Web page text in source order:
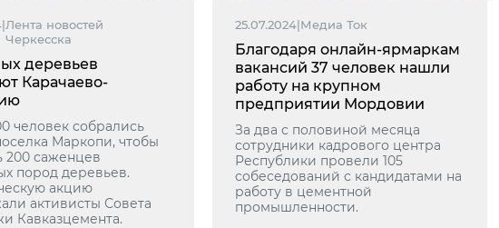
|Лента новостей
Черкесска
деревьев
Карачаево-
человек собрались
Маркопи, чтобы
200 саженцев
пород деревьев.
акцию
активисты Совета
Кавказцемента.
25.07.2024|Медиа Ток
Благодаря онлайн-ярмаркам
вакансий 37 человек нашли
работу на крупном
предприятии Мордовии
За два с половиной месяца
сотрудники кадрового центра
Республики провели 105
собеседований с кандидатами на
работу в цементной
промышленности.